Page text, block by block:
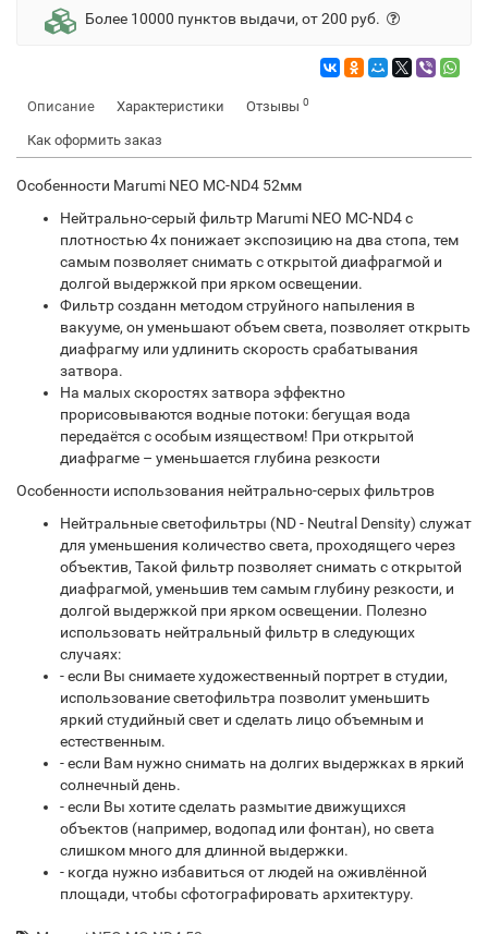
Более 10000 пунктов выдачи, от 200 руб.
Описание Характеристики Отзывы 0
Как оформить заказ
Особенности Marumi NEO MC-ND4 52мм
Нейтрально-серый фильтр Marumi NEO MC-ND4 с
плотностью 4x понижает экспозицию на два стопа, тем
самым позволяет снимать с открытой диафрагмой и
долгой выдержкой при ярком освещении.
Фильтр созданн методом струйного напыления в
вакууме, он уменьшают объем света, позволяет открыть
диафрагму или удлинить скорость срабатывания
затвора.
На малых скоростях затвора эффектно
прорисовываются водные потоки: бегущая вода
передаётся с особым изяществом! При открытой
диафрагме – уменьшается глубина резкости
Особенности использования нейтрально-серых фильтров
Нейтральные светофильтры (ND - Neutral Density) служат
для уменьшения количество света, проходящего через
объектив, Такой фильтр позволяет снимать с открытой
диафрагмой, уменьшив тем самым глубину резкости, и
долгой выдержкой при ярком освещении. Полезно
использовать нейтральный фильтр в следующих
случаях:
- если Вы снимаете художественный портрет в студии,
использование светофильтра позволит уменьшить
яркий студийный свет и сделать лицо объемным и
естественным.
- если Вам нужно снимать на долгих выдержках в яркий
солнечный день.
- если Вы хотите сделать размытие движущихся
объектов (например, водопад или фонтан), но света
слишком много для длинной выдержки.
- когда нужно избавиться от людей на оживлённой
площади, чтобы сфотографировать архитектуру.